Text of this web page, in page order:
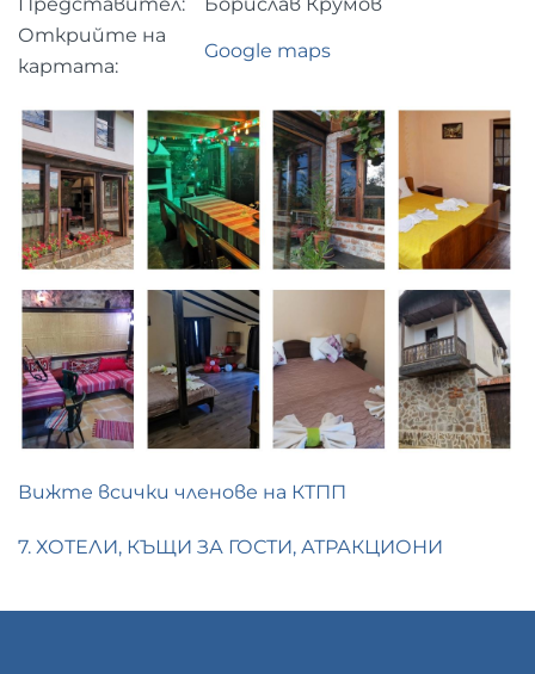
Открийте на
картата:
Google maps
Вижте всички членове на КТПП
7. ХОТЕЛИ, КЪЩИ ЗА ГОСТИ, АТРАКЦИОНИ